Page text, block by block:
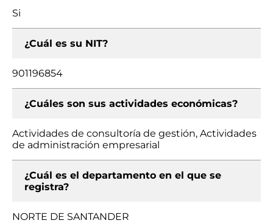
Si
¿Cuál es su NIT?
901196854
¿Cuáles son sus actividades económicas?
Actividades de consultoría de gestión, Actividades
de administración empresarial
¿Cuál es el departamento en el que se
registra?
NORTE DE SANTANDER